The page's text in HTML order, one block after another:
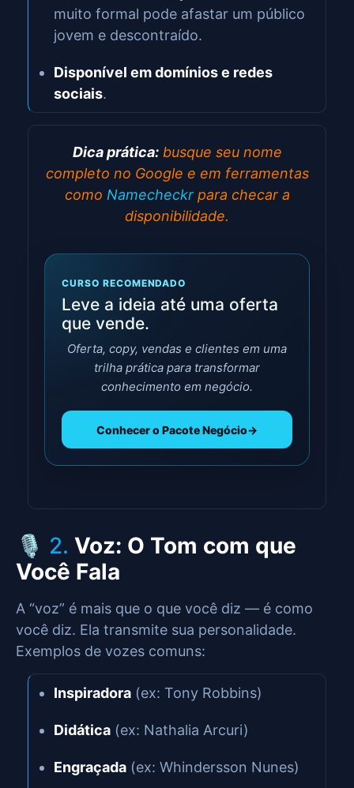
muito formal pode afastar um público
jovem e descontraído.
Disponível em domínios e redes
sociais.
Dica prática:busque seu nome
completo no Google e em ferramentas
como Namecheckrpara checar a
disponibilidade.
CURSO RECOMENDADO
Leve a ideia até uma oferta
que vende.
Oferta, copy, vendas e clientes em uma
trilha prática para transformar
conhecimento em negócio.
Conhecer o Pacote Negócio→
🎙 2. Voz: O Tom com que
Você Fala
A “voz” é mais que o que você diz — é como
você diz. Ela transmite sua personalidade.
Exemplos de vozes comuns:
Inspiradora (ex: Tony Robbins)
Didática (ex: Nathalia Arcuri)
Engraçada (ex: Whindersson Nunes)